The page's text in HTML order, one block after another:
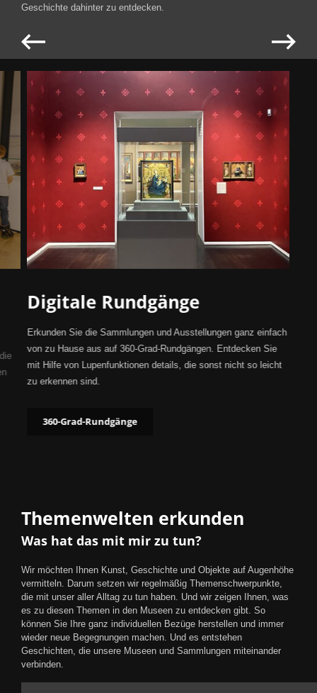
Geschichte dahinter zu entdecken.
Digitale Rundgänge
Erkunden Sie die Sammlungen und Ausstellungen ganz einfach
von zu Hause aus auf 360-Grad-Rundgängen. Entdecken Sie
mit Hilfe von Lupenfunktionen details, die sonst nicht so leicht
zu erkennen sind.
360-Grad-Rundgänge
Themenwelten erkunden
Was hat das mit mir zu tun?
Wir möchten Ihnen Kunst, Geschichte und Objekte auf Augenhöhe
vermitteln. Darum setzen wir regelmäßig Themenschwerpunkte,
die mit unser aller Alltag zu tun haben. Und wir zeigen Ihnen, was
es zu diesen Themen in den Museen zu entdecken gibt. So
können Sie Ihre ganz individuellen Bezüge herstellen und immer
wieder neue Begegnungen machen. Und es entstehen
Geschichten, die unsere Museen und Sammlungen miteinander
verbinden.